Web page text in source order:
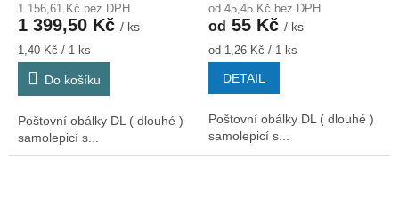
1 156,61 Kč bez DPH
1 399,50 Kč / ks
Měrná
cena:
1,40 Kč / 1 ks
Do košíku
Poštovní obálky DL ( dlouhé )
samolepicí s...
od 45,45 Kč bez DPH
od 55 Kč / ks
Měrná
cena:
od 1,26 Kč / 1 ks
DETAIL
Poštovní obálky DL ( dlouhé )
samolepicí s...